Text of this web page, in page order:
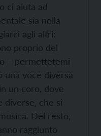
ci aiuta ad
sia nella
agli altri:
proprio del
– permettetemi
una voce diversa
un coro, dove
diverse, che si
Del resto,
raggiunto